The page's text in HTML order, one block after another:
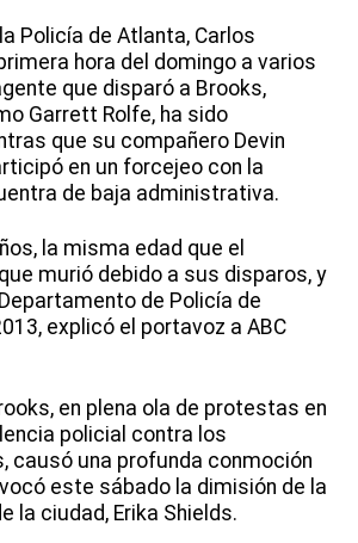
Policía de Atlanta, Carlos
hora del domingo a varios
que disparó a Brooks,
Garrett Rolfe, ha sido
que su compañero Devin
en un forcejeo con la
de baja administrativa.
la misma edad que el
murió debido a sus disparos, y
de Policía de
explicó el portavoz a ABC
en plena ola de protestas en
policial contra los
causó una profunda conmoción
este sábado la dimisión de la
la ciudad, Erika Shields.